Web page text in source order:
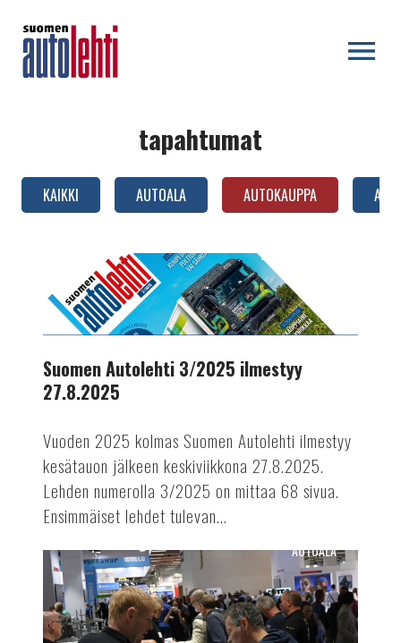
tapahtumat
KAIKKI AUTOALA AUTOKAUPPA
Autolehti
3/2025
ilmestyy
AUTOTEKNIIKKA
Suomen Autolehti 3/2025 ilmestyy
27.8.2025
Vuoden 2025 kolmas Suomen Autolehti ilmestyy
kesätauon jälkeen keskiviikkona 27.8.2025.
Lehden numerolla 3/2025 on mittaa 68 sivua.
Ensimmäiset lehdet tulevan...
Suomen
Autolehti
4/24
ilmestyy!
AUTOALA